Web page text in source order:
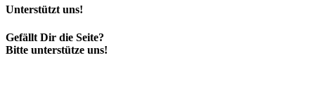
Unterstützt uns!
Gefällt Dir die Seite?
Bitte unterstütze uns!